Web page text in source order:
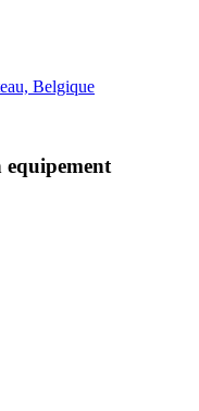
Belgique
equipement